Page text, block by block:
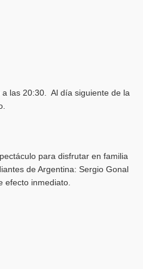
las 20:30. Al día siguiente de la
para disfrutar en familia
de Argentina: Sergio Gonal
efecto inmediato.